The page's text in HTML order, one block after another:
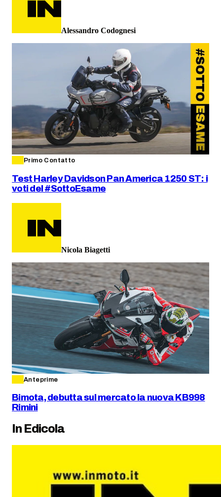
Alessandro Codognesi
Primo Contatto
Test Harley Davidson Pan America 1250 ST: i
voti del #SottoEsame
Nicola Biagetti
Anteprime
Bimota, debutta sul mercato la nuova KB998
Rimini
In Edicola